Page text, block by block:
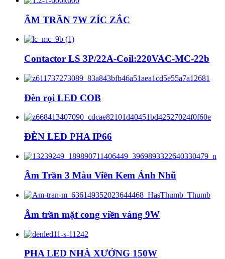
ÂM TRẦN 7W ZÍC ZẮC
Contactor LS 3P/22A-Coil:220VAC-MC-22b
Đèn rọi LED COB
ĐÈN LED PHA IP66
Âm Trần 3 Màu Viền Kem Ánh Nhũ
Âm trần mặt cong viền vàng 9W
PHA LED NHÀ XƯỞNG 150W